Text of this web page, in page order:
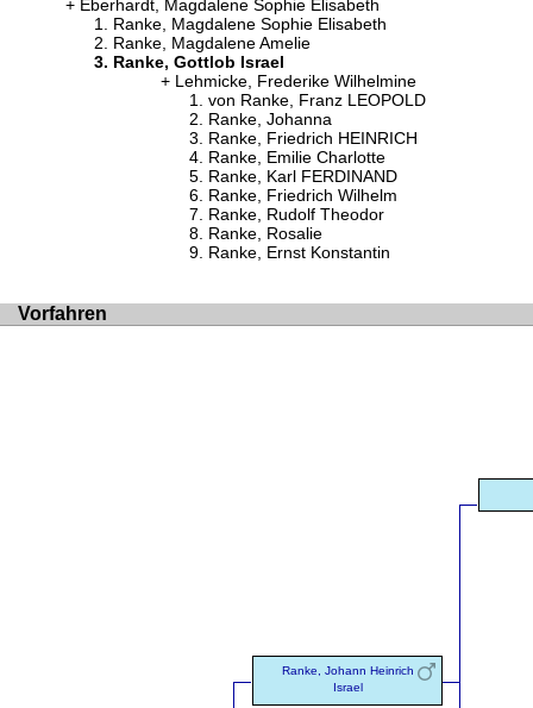
Eberhardt, Magdalene Sophie Elisabeth
Ranke, Magdalene Sophie Elisabeth
Ranke, Magdalene Amelie
Ranke, Gottlob Israel
Lehmicke, Frederike Wilhelmine
von Ranke, Franz LEOPOLD
Ranke, Johanna
Ranke, Friedrich HEINRICH
Ranke, Emilie Charlotte
Ranke, Karl FERDINAND
Ranke, Friedrich Wilhelm
Ranke, Rudolf Theodor
Ranke, Rosalie
Ranke, Ernst Konstantin
Vorfahren
Ranke, Johann Heinrich
Israel